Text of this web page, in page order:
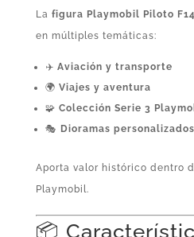
La figura Playmobil Piloto
en múltiples temáticas:
✈️ Aviación y transporte
🌍 Viajes y aventura
🧩 Colección Serie 3
🎭 Dioramas personalizados
Aporta valor histórico dentro
Playmobil.
📦